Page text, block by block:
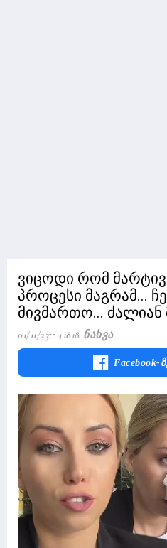
ვიცოდი რომ
პროცესი მაგრამ...
მივმართო... ძალიან
01/11/23 41818 Ნახვა
Facebook-